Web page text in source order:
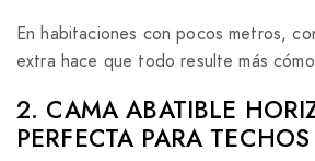
En habitaciones con pocos metros,
extra hace que todo resulte más
2. CAMA ABATIBLE
PERFECTA PARA